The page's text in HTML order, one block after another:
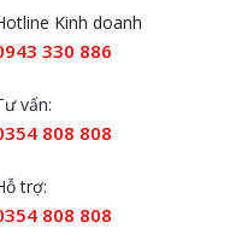
Kinh doanh
330 886
vấn:
808 808
trợ:
808 808